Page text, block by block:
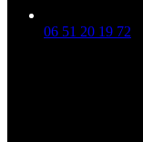
06 51 20 19 72